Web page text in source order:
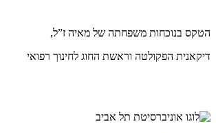
הטקס בנוכחות משפחתה של מאיה ז”ל,
דיקאנית הפקולטה וראשת החוג לחינוך רפואי